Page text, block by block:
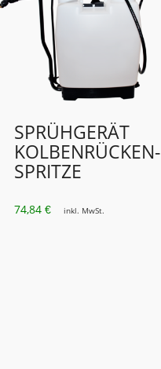
SPRÜHGERÄT
KOLBENRÜCKEN­
SPRITZE
74,84€ inkl. MwSt.